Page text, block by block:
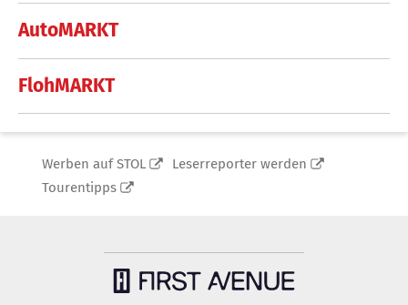
AutoMARKT
FlohMARKT
Werben auf STOL
Leserreporter werden
Tourentipps